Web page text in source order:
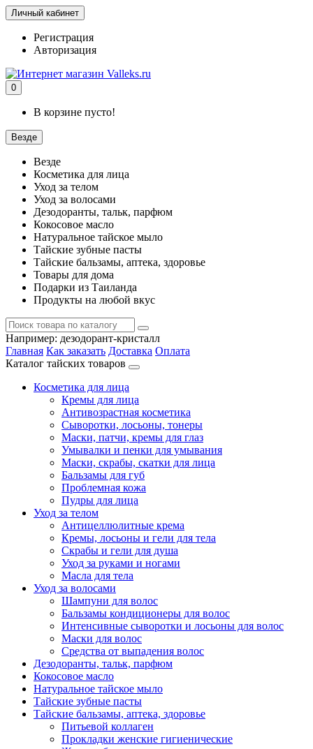
Личный кабинет
Регистрация
Авторизация
0
В корзине пусто!
Везде
Везде
Косметика для лица
Уход за телом
Уход за волосами
Дезодоранты, тальк, парфюм
Кокосовое масло
Натуральное тайское мыло
Тайские зубные пасты
Тайские бальзамы, аптека, здоровье
Товары для дома
Подарки из Таиланда
Продукты на любой вкус
Например: дезодорант-кристалл
Главная Как заказать Доставка Оплата
Каталог тайских товаров
Косметика для лица
Кремы для лица
Антивозрастная косметика
Сыворотки, лосьоны, тонеры
Маски, патчи, кремы для глаз
Умывалки и пенки для умывания
Маски, скрабы, скатки для лица
Бальзамы для губ
Проблемная кожа
Пудры для лица
Уход за телом
Антицеллюлитные крема
Кремы, лосьоны и гели для тела
Скрабы и гели для душа
Уход за руками и ногами
Масла для тела
Уход за волосами
Шампуни для волос
Бальзамы кондиционеры для волос
Интенсивные сыворотки и лосьоны для волос
Маски для волос
Средства от выпадения волос
Дезодоранты, тальк, парфюм
Кокосовое масло
Натуральное тайское мыло
Тайские зубные пасты
Тайские бальзамы, аптека, здоровье
Питьевой коллаген
Прокладки женские гигиенические